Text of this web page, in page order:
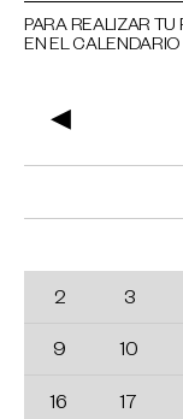
PARA REALIZAR
EN EL CALENDARIO
◀
2 3
9 10
16 17